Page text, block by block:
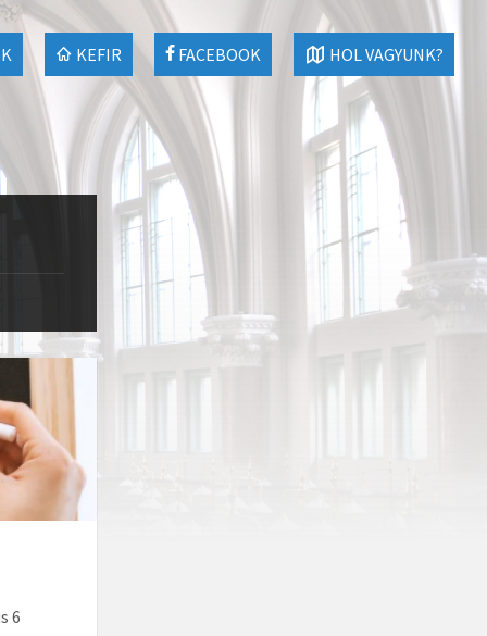
KEFIR FACEBOOK HOL VAGYUNK?
6